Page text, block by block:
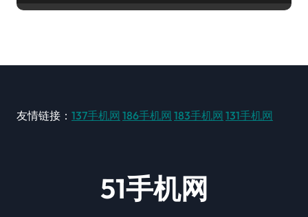
友情链接： 137手机网 186手机网 183手机网 131手机网
51手机网